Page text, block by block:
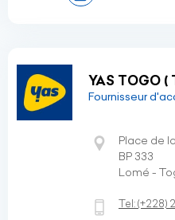
YAS TOGO (
Fournisseur
Place de
BP 333
Lomé -
Tel:(+228)